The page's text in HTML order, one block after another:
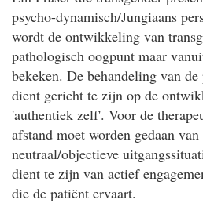
psycho-dynamisch/Jungiaans
wordt de ontwikkeling van
pathologisch oogpunt maar
bekeken. De behandeling van de
dient gericht te zijn op de
'authentiek zelf'. Voor de
afstand moet worden gedaan van
neutraal/objectieve
dient te zijn van actief
die de patiënt ervaart.